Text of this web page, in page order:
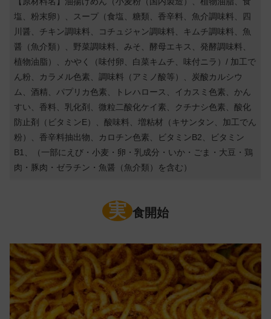
塩、粉末卵）、スープ（食塩、糖類、香辛料、魚介調味料、四
川醤、チキン調味料、コチュジャン調味料、キムチ調味料、魚
醤（魚介類）、野菜調味料、みそ、酵母エキス、発酵調味料、
植物油脂）、かやく（味付卵、白菜キムチ、味付ニラ）/ 加工で
ん粉、カラメル色素、調味料（アミノ酸等）、炭酸カルシウ
ム、酒精、パプリカ色素、トレハロース、イカスミ色素、かん
すい、香料、乳化剤、微粒二酸化ケイ素、クチナシ色素、酸化
防止剤（ビタミンE）、酸味料、増粘材（キサンタン、加工でん
粉）、香辛料抽出物、カロチン色素、ビタミンB2、ビタミン
B1、（一部にえび・小麦・卵・乳成分・いか・ごま・大豆・鶏
肉・豚肉・ゼラチン・魚醤（魚介類）を含む）
実 食開始